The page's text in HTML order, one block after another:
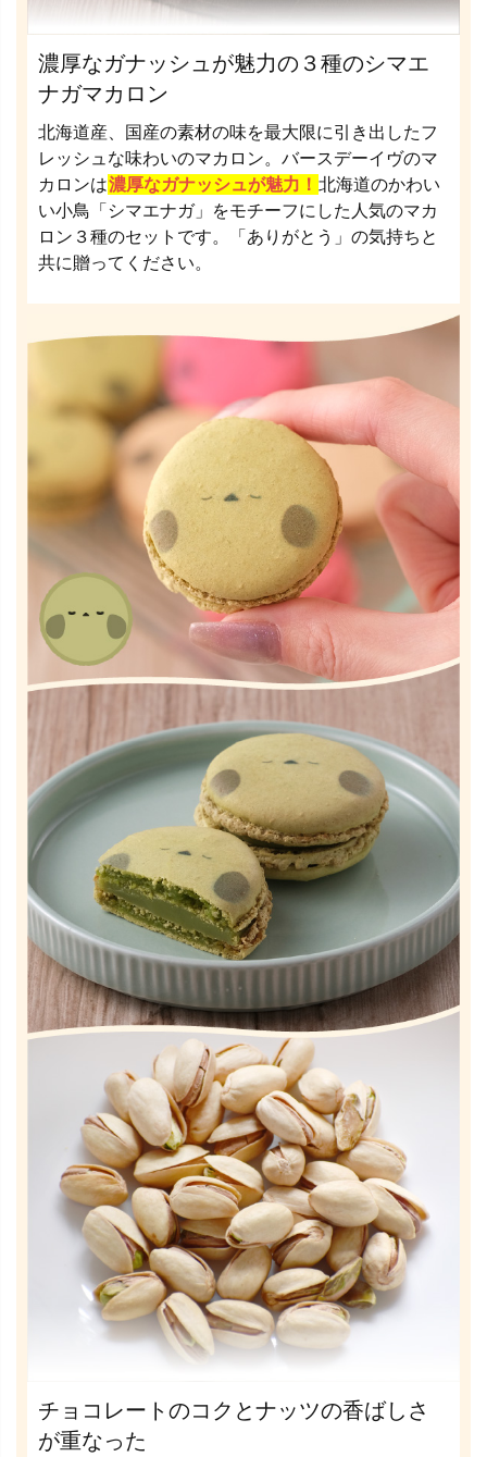
濃厚なガナッシュが魅力の３種のシマエ
ナガマカロン
北海道産、国産の素材の味を最大限に引き出したフ
レッシュな味わいのマカロン。バースデーイヴのマ
カロンは濃厚なガナッシュが魅力！ 北海道のかわい
い小鳥「シマエナガ」をモチーフにした人気のマカ
ロン３種のセットです。「ありがとう」の気持ちと
共に贈ってください。
チョコレートのコクとナッツの香ばしさ
が重なった